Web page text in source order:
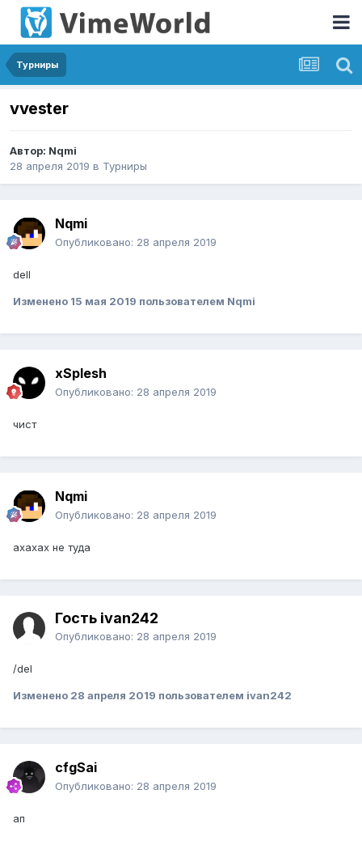
Турниры
vvester
Автор: Nqmi
28 апреля 2019 в Турниры
Nqmi
Опубликовано: 28 апреля 2019
dell
Изменено 15 мая 2019 пользователем Nqmi
xSplesh
Опубликовано: 28 апреля 2019
чист
Nqmi
Опубликовано: 28 апреля 2019
ахахах не туда
Гость ivan242
Опубликовано: 28 апреля 2019
/del
Изменено 28 апреля 2019 пользователем ivan242
cfgSai
Опубликовано: 28 апреля 2019
ап